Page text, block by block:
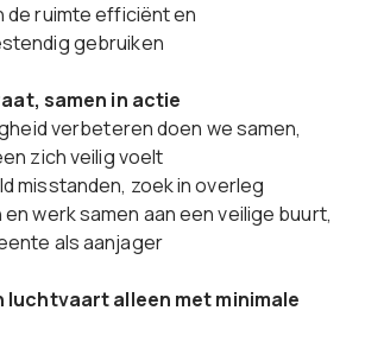
de ruimte efficiënt en
gebruiken
samen in actie
verbeteren doen we samen,
zich veilig voelt
misstanden, zoek in overleg
werk samen aan een veilige buurt,
als aanjager
luchtvaart alleen met minimale